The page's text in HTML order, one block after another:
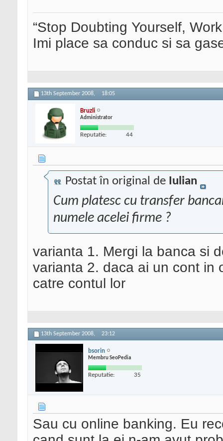
“Stop Doubting Yourself,
Imi place sa conduc si sa
13th September 2008, 18:05
Bruzli
Administrator
Reputatie: 44
Postat în original de Iulian
Cum platesc cu transfer
numele acelei firme ?
varianta 1. Mergi la banca si
varianta 2. daca ai un cont in
catre contul lor
13th September 2008, 23:12
bsorin
Membru SeoPedia
Reputatie: 35
Sau cu online banking. Eu